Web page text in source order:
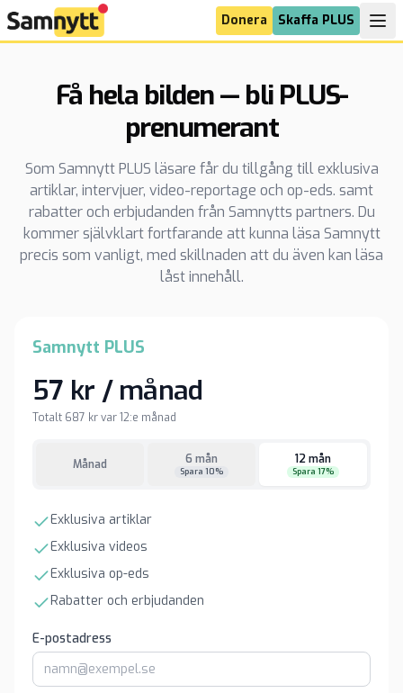
Donera Skaffa PLUS
Få hela bilden — bli PLUS-
prenumerant
Som Samnytt PLUS läsare får du tillgång till exklusiva
artiklar, intervjuer, video-reportage och op-eds. samt
rabatter och erbjudanden från Samnytts partners. Du
kommer självklart fortfarande att kunna läsa Samnytt
precis som vanligt, med skillnaden att du även kan läsa
låst innehåll.
Samnytt PLUS
57 kr / månad
Totalt 687 kr var 12:e månad
Månad 6 mån
Spara 10%
12 mån
Spara 17%
Exklusiva artiklar
Exklusiva videos
Exklusiva op-eds
Rabatter och erbjudanden
E-postadress